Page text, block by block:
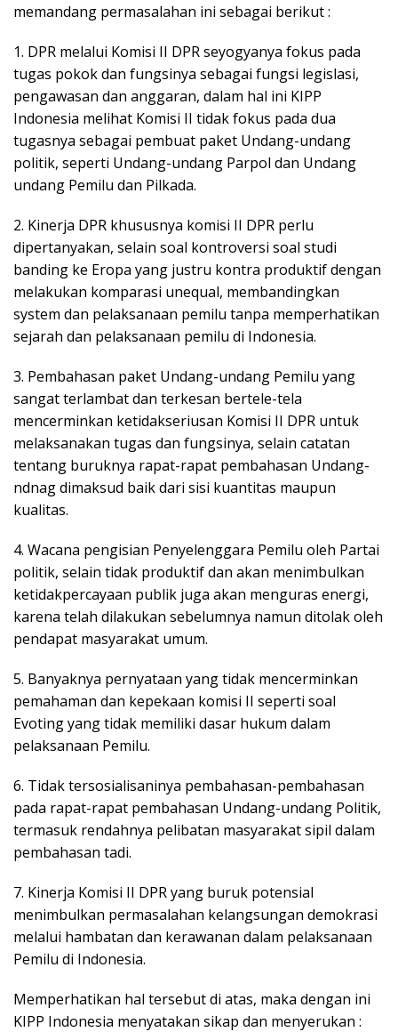
memandang permasalahan ini sebagai berikut :
1. DPR melalui Komisi II DPR seyogyanya fokus pada
tugas pokok dan fungsinya sebagai fungsi legislasi,
pengawasan dan anggaran, dalam hal ini KIPP
Indonesia melihat Komisi II tidak fokus pada dua
tugasnya sebagai pembuat paket Undang-undang
politik, seperti Undang-undang Parpol dan Undang
undang Pemilu dan Pilkada.
2. Kinerja DPR khususnya komisi II DPR perlu
dipertanyakan, selain soal kontroversi soal studi
banding ke Eropa yang justru kontra produktif dengan
melakukan komparasi unequal, membandingkan
system dan pelaksanaan pemilu tanpa memperhatikan
sejarah dan pelaksanaan pemilu di Indonesia.
3. Pembahasan paket Undang-undang Pemilu yang
sangat terlambat dan terkesan bertele-tela
mencerminkan ketidakseriusan Komisi II DPR untuk
melaksanakan tugas dan fungsinya, selain catatan
tentang buruknya rapat-rapat pembahasan Undang-
ndnag dimaksud baik dari sisi kuantitas maupun
kualitas.
4. Wacana pengisian Penyelenggara Pemilu oleh Partai
politik, selain tidak produktif dan akan menimbulkan
ketidakpercayaan publik juga akan menguras energi,
karena telah dilakukan sebelumnya namun ditolak oleh
pendapat masyarakat umum.
5. Banyaknya pernyataan yang tidak mencerminkan
pemahaman dan kepekaan komisi II seperti soal
Evoting yang tidak memiliki dasar hukum dalam
pelaksanaan Pemilu.
6. Tidak tersosialisaninya pembahasan-pembahasan
pada rapat-rapat pembahasan Undang-undang Politik,
termasuk rendahnya pelibatan masyarakat sipil dalam
pembahasan tadi.
7. Kinerja Komisi II DPR yang buruk potensial
menimbulkan permasalahan kelangsungan demokrasi
melalui hambatan dan kerawanan dalam pelaksanaan
Pemilu di Indonesia.
Memperhatikan hal tersebut di atas, maka dengan ini
KIPP Indonesia menyatakan sikap dan menyerukan :